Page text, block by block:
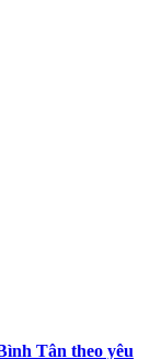
Tân theo yêu